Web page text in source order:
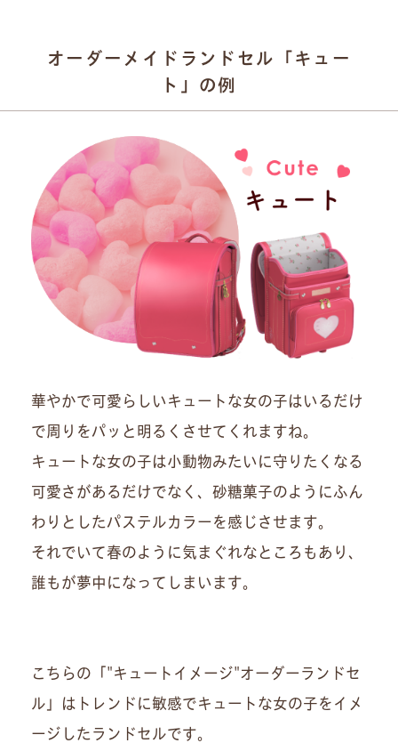
オーダーメイドランドセル「キュー
ト」の例
華やかで可愛らしいキュートな女の子はいるだけ
で周りをパッと明るくさせてくれますね。
キュートな女の子は小動物みたいに守りたくなる
可愛さがあるだけでなく、砂糖菓子のようにふん
わりとしたパステルカラーを感じさせます。
それでいて春のように気まぐれなところもあり、
誰もが夢中になってしまいます。
こちらの「"キュートイメージ"オーダーランドセ
ル」はトレンドに敏感でキュートな女の子をイメ
ージしたランドセルです。